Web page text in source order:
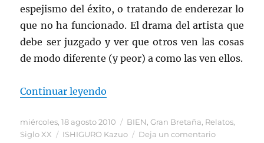
espejismo del éxito, o tratando de enderezar lo
que no ha funcionado. El drama del artista que
debe ser juzgado y ver que otros ven las cosas
de modo diferente (y peor) a como las ven ellos.
Continuar leyendo
Publicado
el
miércoles, 18 agosto 2010 Categorías
BIEN,Gran Bretaña, Relatos,
Siglo XX
Etiquetas
ISHIGURO Kazuo Deja un comentarioen